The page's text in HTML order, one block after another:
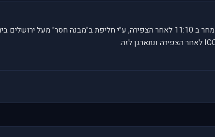
בירתינו.